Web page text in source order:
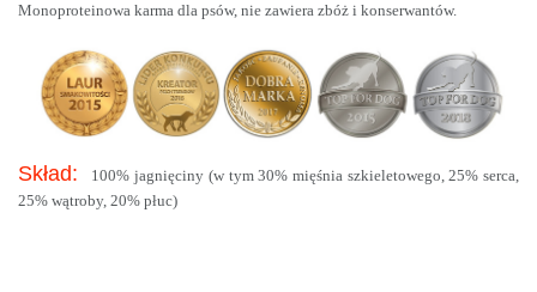
Monoproteinowa karma dla psów, nie zawiera zbóż i konserwantów.
Skład:
100% jagnięciny (w tym 30% mięśnia szkieletowego, 25% serca,
25% wątroby, 20% płuc)